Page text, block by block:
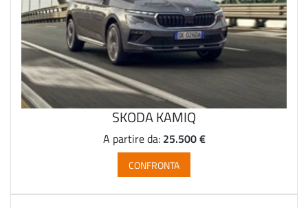
SKODA KAMIQ
A partire da: 25.500 €
CONFRONTA